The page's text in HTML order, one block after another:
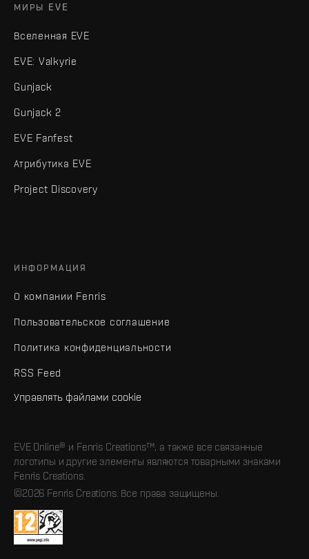
МИРЫ EVE
Вселенная EVE
EVE: Valkyrie
Gunjack
Gunjack 2
EVE Fanfest
Атрибутика EVE
Project Discovery
ИНФОРМАЦИЯ
О компании Fenris
Пользовательское соглашение
Политика конфиденциальности
RSS Feed
Управлять файлами cookie
EVE Online® и Fenris Creations™, а также все связанные
логотипы и другие элементы являются товарными знаками
Fenris Creations.
©2026 Fenris Creations. Все права защищены.